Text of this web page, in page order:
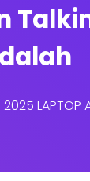
2025 LAPTOP